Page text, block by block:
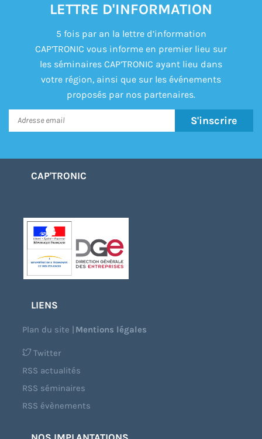
LETTRE D'INFORMATION
5 fois par an la lettre d’information
CAP’TRONIC vous informe en premier lieu sur
les séminaires CAP’TRONIC ayant lieu dans
votre région, ainsi que sur les événements
proposés par nos partenaires.
S'inscrire
CAP'TRONIC
LIENS
Plan du site |Mentions légales
Twitter
RSS actualités
RSS séminaires
RSS évènements